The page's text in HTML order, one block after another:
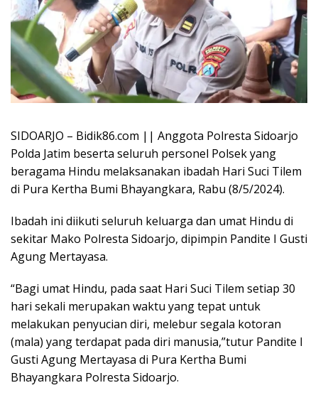
SIDOARJO – Bidik86.com || Anggota Polresta Sidoarjo
Polda Jatim beserta seluruh personel Polsek yang
beragama Hindu melaksanakan ibadah Hari Suci Tilem
di Pura Kertha Bumi Bhayangkara, Rabu (8/5/2024).
Ibadah ini diikuti seluruh keluarga dan umat Hindu di
sekitar Mako Polresta Sidoarjo, dipimpin Pandite I Gusti
Agung Mertayasa.
“Bagi umat Hindu, pada saat Hari Suci Tilem setiap 30
hari sekali merupakan waktu yang tepat untuk
melakukan penyucian diri, melebur segala kotoran
(mala) yang terdapat pada diri manusia,”tutur Pandite I
Gusti Agung Mertayasa di Pura Kertha Bumi
Bhayangkara Polresta Sidoarjo.